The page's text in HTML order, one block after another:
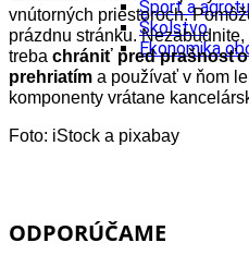
Šport a
Školstvo
Ekonomika
vnútorných priestoroch.
prázdnu stránku.
treba chrániť pred
prehriatím a používať v ňom
komponenty vrátane
Foto: iStock a pixabay
ODPORÚČAME